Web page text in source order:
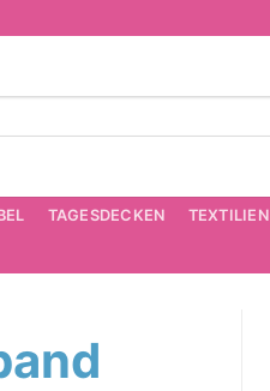
TAGESDECKEN TEXTILIEN